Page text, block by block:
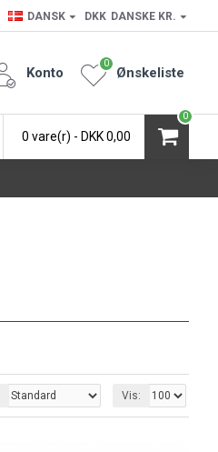
DANSK DKK DANSKE KR.
Konto Ønskeliste
0
0 vare(r) - DKK 0,00
0
Vis: